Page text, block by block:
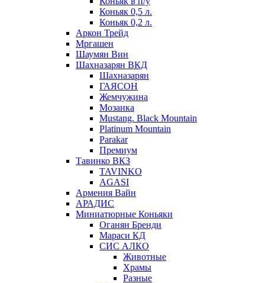
Коньяк 0,5 л.
Коньяк 0,2 л.
Аркон Трейд
Мргашен
Шаумян Вин
Шахназарян ВКД
Шахназарян
ГАЯСОН
Жемчужина
Мозаика
Mustang. Black Mountain
Platinum Mountain
Parakar
Премиум
Тавинко ВКЗ
TAVINKO
AGASI
Армения Вайн
АРАДИС
Миниатюрные Коньяки
Оганян Бренди
Мараси КД
СИС АЛКО
Животные
Храмы
Разные